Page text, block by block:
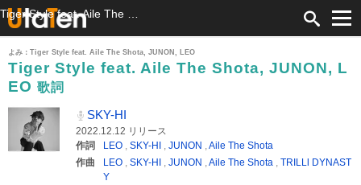
よみ：Tiger Style feat. Aile The Shota, JUNON, LEO
Tiger Style feat. Aile The Shota, JUNON, L
EO 歌詞
SKY-HI
2022.12.12 リリース
作詞
LEO , SKY-HI , JUNON ,Aile The Shota
作曲
LEO , SKY-HI , JUNON ,Aile The Shota , TRILLl DYNAST
Y